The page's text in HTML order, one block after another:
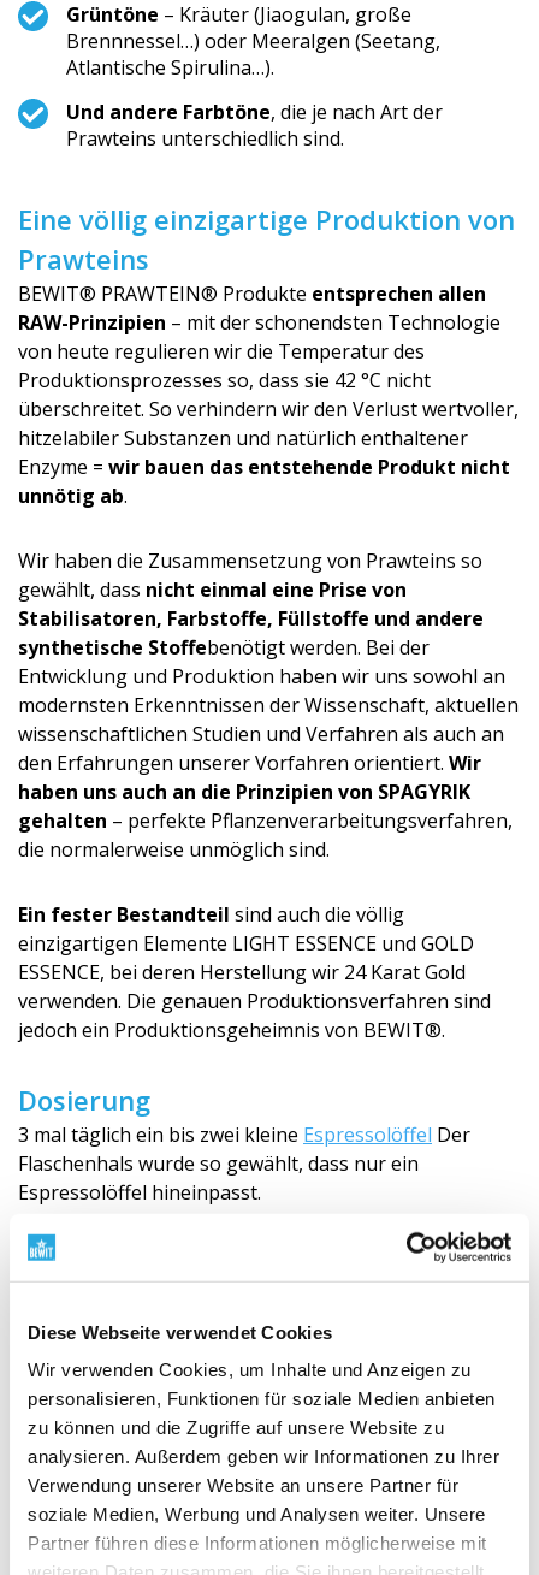
Diese Webseite verwendet Cookies
Wir verwenden Cookies, um Inhalte und Anzeigen zu
personalisieren, Funktionen für soziale Medien anbieten
zu können und die Zugriffe auf unsere Website zu
analysieren. Außerdem geben wir Informationen zu Ihrer
Verwendung unserer Website an unsere Partner für
soziale Medien, Werbung und Analysen weiter. Unsere
Partner führen diese Informationen möglicherweise mit
Grüntöne – Kräuter (Jiaogulan, große
Brennnessel…) oder Meeralgen (Seetang,
Atlantische Spirulina…).
Und andere Farbtöne, die je nach Art der
Prawteins unterschiedlich sin­d.
Eine völlig einzigartige Produktion von
Prawteins
BEWIT® PRAWTEIN® Produkte entsprechen allen
RAW-Prinzipien – mit der schonendsten Technologie
von heute regulieren wir die Temperatur des
Produktionspro­zesses so, dass sie 42 °C nicht
überschreitet. So verhindern wir den Verlust wertvoller,
hitzelabiler Substanzen und natürlich enthaltener
Enzyme = wir bauen das entstehende Produkt nicht
unnötig ab.
Wir haben die Zusammensetzung von Prawteins so
gewählt, dass nicht einmal eine Prise von
Stabilisatoren, Farbstoffe, Füllstoffe und andere
synthetische Stoffebenötigt werden. Bei der
Entwicklung und Produktion haben wir uns sowohl an
modernsten Erkenntnissen der Wissenschaft, aktuellen
wissenschaftlichen Studien und Verfahren als auch an
den Erfahrungen unserer Vorfahren orientiert. Wir
haben uns auch an die Prinzipien von SPAGYRIK
gehalten – perfekte Pflanzenverar­beitungsverfah­ren,
die normalerweise unmöglich sind.
Ein fester Bestandteil sind auch die völlig
einzigartigen Elemente LIGHT ESSENCE und GOLD
ESSENCE, bei deren Herstellung wir 24 Karat Gold
verwenden. Die genauen Produktionsver­fahren sind
jedoch ein Produktionsge­heimnis von BEWIT®.
Dosierung
3 mal täglich ein bis zwei kleine Espressolöffel Der
Flaschenhals wurde so gewählt, dass nur ein
Espressolöffel hineinpasst.
100 ml Prawtein entspricht etwa 110 g, je nach der
Rezeptur kann diese Menge leicht variieren.
BEWIT® PRAWTEIN® ALG enthält:
BIO RAW Theobroma cacao / Organic RAW Cocoa
beans / Kakaobohnen
BIO RAW OMEGA COMPLEX / ORGANIC RAW
OMEGA COMPLEX (Helianthus Annuus Seed Oil /
Sonnenblumenöl, Fucus serratus / Sägetang,
Fucus vesiculosus / Blasentang, Ascophyllum
nodosum / Knotentang, Pelvetia canaliculata /